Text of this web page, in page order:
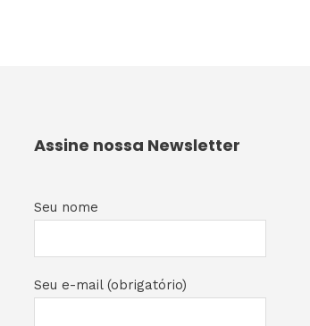
Assine nossa Newsletter
Seu nome
Seu e-mail (obrigatório)